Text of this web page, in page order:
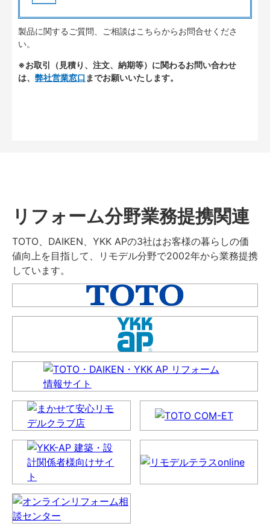
製品に関するご質問、ご相談はこちらからお問合せくださ
い。
※お取引（見積り、注文、納期等）に関わるお問い合わせ
は、 弊社営業窓口 までお願いいたします。
リフォーム分野業務提携関連
TOTO、DAIKEN、YKK APの3社はお客様の暮らしの価
値向上を目指して、リモデル分野で2002年から業務提携
しています。